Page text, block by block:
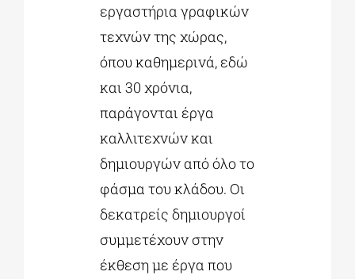
εργαστήρια γραφικών
τεχνών της χώρας,
όπου καθημερινά, εδώ
και 30 χρόνια,
παράγονται έργα
καλλιτεχνών και
δημιουργών από όλο το
φάσμα του κλάδου. Οι
δεκατρείς δημιουργοί
συμμετέχουν στην
έκθεση με έργα που